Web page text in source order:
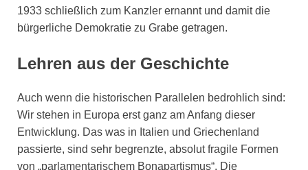
1933 schließlich zum Kanzler ernannt und damit die
bürgerliche Demokratie zu Grabe getragen.
Lehren aus der Geschichte
Auch wenn die historischen Parallelen bedrohlich sind:
Wir stehen in Europa erst ganz am Anfang dieser
Entwicklung. Das was in Italien und Griechenland
passierte, sind sehr begrenzte, absolut fragile Formen
von „parlamentarischem Bonapartismus“. Die